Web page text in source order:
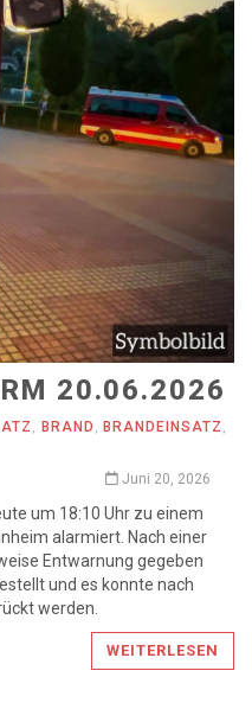
20.06.2026
, BRAND , BRANDEINSATZ ,
Juni 20, 2026
um 18:10 Uhr zu einem
alarmiert. Nach einer
Entwarnung gegeben
und es konnte nach
werden.
WEITERLESEN